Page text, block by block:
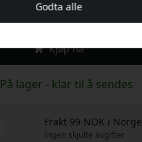
1 399 NOK
Kjøp nå
På lager - klar til å sendes
Frakt 99 NOK i Norge
Ingen skjulte avgifter
Godta alle